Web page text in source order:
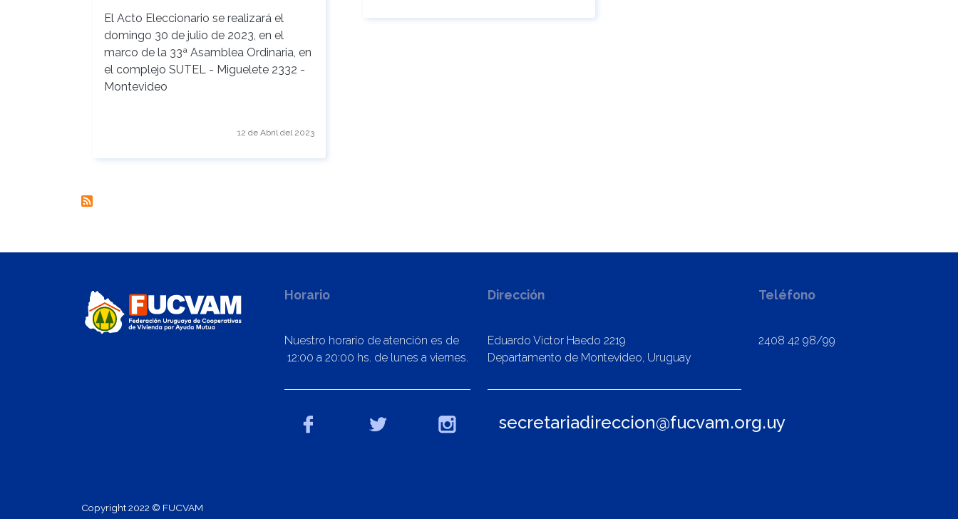
El Acto Eleccionario se realizará el
domingo 30 de julio de 2023, en el
marco de la 33ª Asamblea Ordinaria, en
el complejo SUTEL - Miguelete 2332 -
Montevideo
12 de Abril del 2023
Horario
Nuestro horario de atención es de
12:00 a 20:00 hs. de lunes a viernes.
Dirección
Eduardo Victor Haedo 2219
Departamento de Montevideo, Uruguay
secretariadireccion@fucvam.org.uy
Teléfono
2408 42 98/99
Copyright 2022 © FUCVAM